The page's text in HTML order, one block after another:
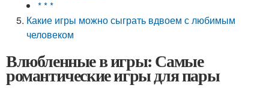
* * *
Какие игры можно сыграть вдвоем с любимым
человеком
Влюбленные в игры: Самые
романтические игры для пары